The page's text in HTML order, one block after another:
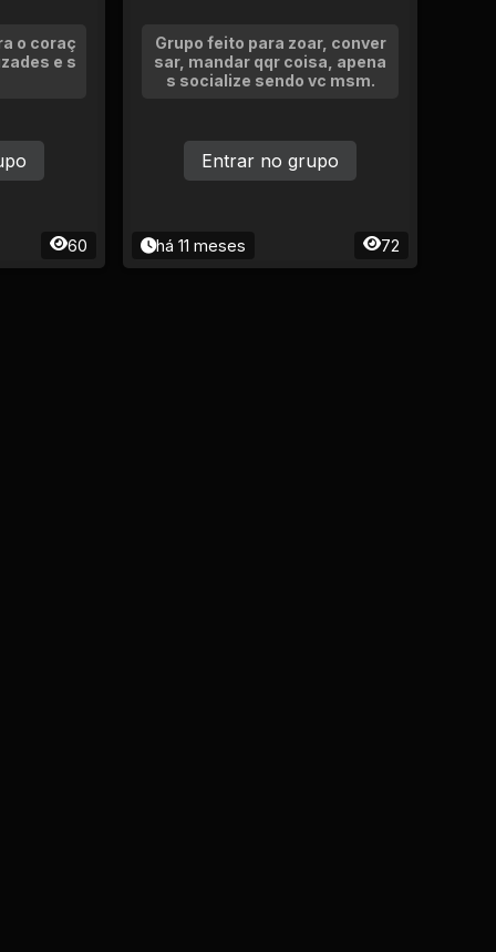
o coraç
e s
60
Grupo feito para zoar, conver
sar, mandar qqr coisa, apena
s socialize sendo vc msm.
há 11 meses 72
Entrar no grupo